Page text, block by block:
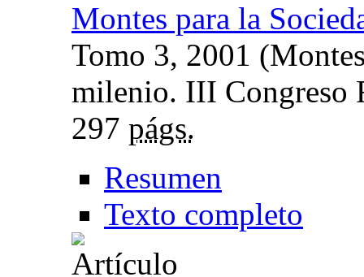
Montes para la
Tomo 3, 2001
milenio. III Congreso
297 págs.
Resumen
Texto completo